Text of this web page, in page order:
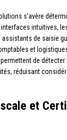
s’avère
intuitives,
de saisie
et
de
réduisant
et